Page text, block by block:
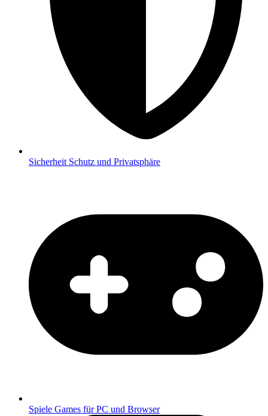
Sicherheit Schutz und Privatsphäre
Spiele Games für PC und Browser